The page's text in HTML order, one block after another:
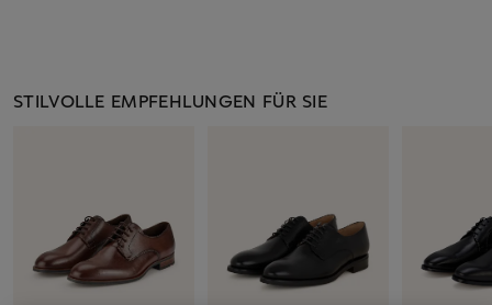
STILVOLLE EMPFEHLUNGEN FÜR SIE